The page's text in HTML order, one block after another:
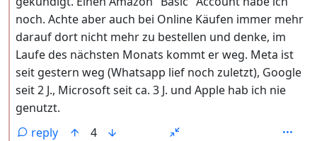
noch. Achte aber auch bei Online Käufen immer mehr
darauf dort nicht mehr zu bestellen und denke, im
Laufe des nächsten Monats kommt er weg. Meta ist
seit gestern weg (Whatsapp lief noch zuletzt), Google
seit 2 J., Microsoft seit ca. 3 J. und Apple hab ich nie
genutzt.
reply
4